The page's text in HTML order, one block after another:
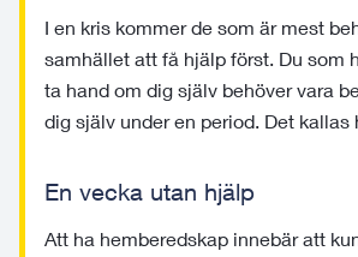
I en kris kommer de som är mest
samhället att få hjälp först. Du som
ta hand om dig själv behöver vara
dig själv under en period. Det kallas
En vecka utan hjälp
Att ha hemberedskap innebär att